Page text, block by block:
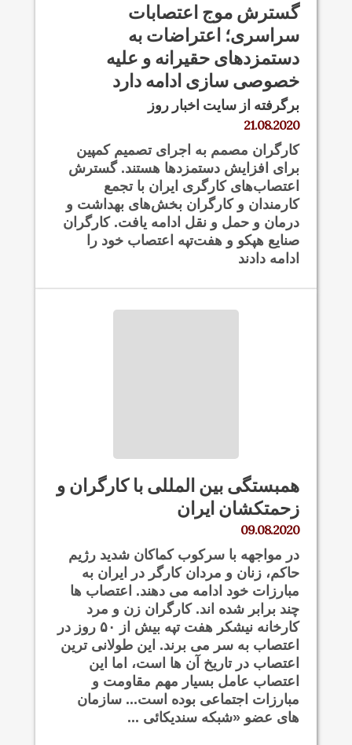
گسترش موج اعتصابات
سراسری؛ اعتراضات به
دستمزدهای حقیرانه و علیه
خصوصی سازی ادامه دارد
برگرفته از سایت اخبار روز
21.08.2020
کارگران مصمم به اجرای تصمیم کمپین
برای افزایش دستمزدها هستند. گسترش
اعتصاب‌های کارگری ایران با تجمع
کارمندان و کارگران بخش‌های بهداشت و
درمان و حمل و نقل ادامه یافت. کارگران
صنایع هپکو و هفت‌تپه اعتصاب خود را
ادامه دادند
همبستگی بین المللی با کارگران و
زحمتکشان ایران
09.08.2020
در مواجهه با سرکوب کماکان شدید رژیم
حاکم، زنان و مردان کارگر در ایران به
مبارزات خود ادامه می دهند. اعتصاب ها
چند برابر شده اند. کارگران زن و مرد
کارخانه نیشکر هفت تپه بیش از ۵۰ روز در
اعتصاب به سر می برند. این طولانی ترین
اعتصاب در تاریخ آن ها است، اما این
اعتصاب عامل بسیار مهم مقاومت و
مبارزات اجتماعی بوده است... سازمان
های عضو «شبکه سندیکائی ...